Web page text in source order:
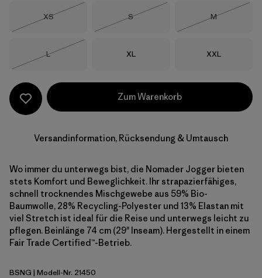
Größe
XS
Größe
S
Größe
M
Größe
L
Größe
XL Größe
XXL
Zum Warenkorb
Versandinformation, Rücksendung & Umtausch
Wo immer du unterwegs bist, die Nomader Jogger bieten
stets Komfort und Beweglichkeit. Ihr strapazierfähiges,
schnell trocknendes Mischgewebe aus 59% Bio-
Baumwolle, 28% Recycling-Polyester und 13% Elastan mit
viel Stretch ist ideal für die Reise und unterwegs leicht zu
pflegen. Beinlänge 74 cm (29" Inseam). Hergestellt in einem
Fair Trade Certified™-Betrieb.
Basin Green
BSNG | Modell-Nr. 21450